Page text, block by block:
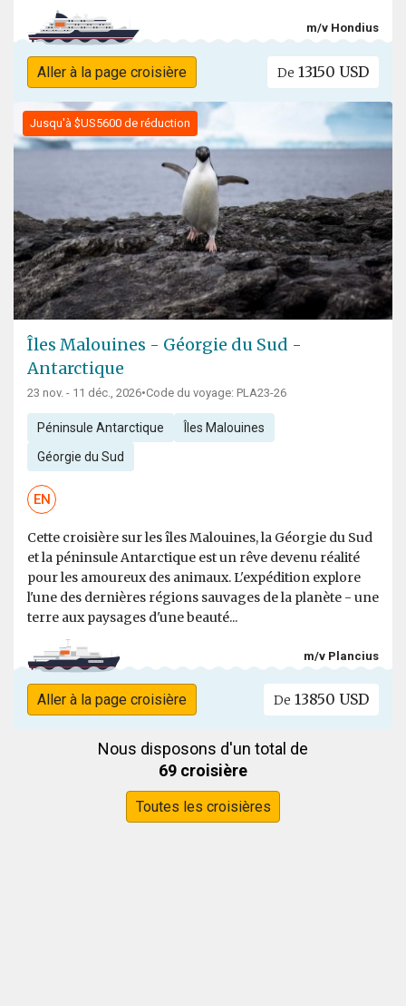
m/v Hondius
Aller à la page croisière De 13150 USD
Jusqu'à $US5600 de réduction
Îles Malouines - Géorgie du Sud -
Antarctique
23 nov. - 11 déc., 2026•Code du voyage: PLA23-26
Péninsule Antarctique Îles Malouines
Géorgie du Sud
EN
Cette croisière sur les îles Malouines, la Géorgie du Sud
et la péninsule Antarctique est un rêve devenu réalité
pour les amoureux des animaux. L'expédition explore
l'une des dernières régions sauvages de la planète - une
terre aux paysages d'une beauté...
m/v Plancius
Aller à la page croisière De 13850 USD
Nous disposons d'un total de
69 croisière
Toutes les croisières